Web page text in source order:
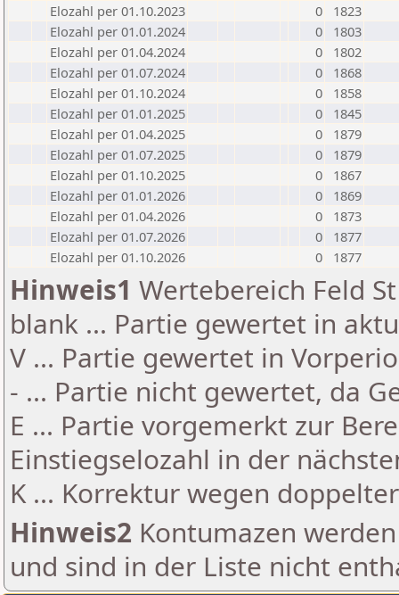
Elozahl per 01.10.2023
0
1823
Elozahl per 01.01.2024
0
1803
Elozahl per 01.04.2024
0
1802
Elozahl per 01.07.2024
0
1868
Elozahl per 01.10.2024
0
1858
Elozahl per 01.01.2025
0
1845
Elozahl per 01.04.2025
0
1879
Elozahl per 01.07.2025
0
1879
Elozahl per 01.10.2025
0
1867
Elozahl per 01.01.2026
0
1869
Elozahl per 01.04.2026
0
1873
Elozahl per 01.07.2026
0
1877
Elozahl per 01.10.2026
0 1877
Hinweis1 Wertebereich Feld
blank ... Partie gewertet in
V ... Partie gewertet in
- ... Partie nicht gewertet, da
E ... Partie vorgemerkt zur
Einstiegselozahl in der
K ... Korrektur wegen
Hinweis2 Kontumazen
und sind in der Liste nicht